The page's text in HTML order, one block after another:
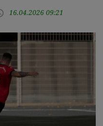
16.04.2026 09:21